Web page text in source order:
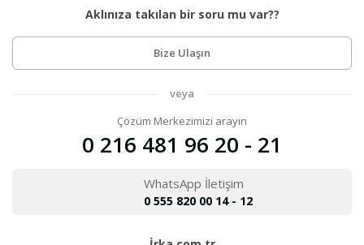
Aklınıza takılan bir soru mu var??
Bize Ulaşın
veya
Çözüm Merkezimizi arayın
0 216 481 96 20 - 21
WhatsApp İletişim
0 555 820 00 14 - 12